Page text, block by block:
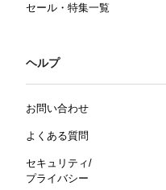
セール・特集一覧
ヘルプ
お問い合わせ
よくある質問
セキュリティ/
プライバシー